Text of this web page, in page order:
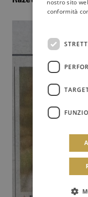
nostro sito
conformità